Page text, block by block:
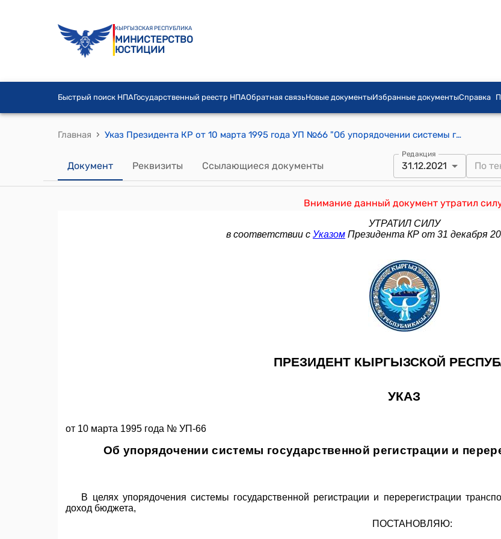
КЫРГЫЗСКАЯ РЕСПУБЛИКА
МИНИСТЕРСТВО
ЮСТИЦИИ
Быстрый поиск НПАГосударственный реестр НПАОбратная связьНовые документыИзбранные документыСправка
Главная › Указ Президента КР от 10 марта 1995 года УП №66 "Об упорядочении системы государственной регистрации и перерегистрации транспортных средств"
Документ Реквизиты Ссылающиеся документы
Редакция
31.12.2021
Внимание данный документ утратил